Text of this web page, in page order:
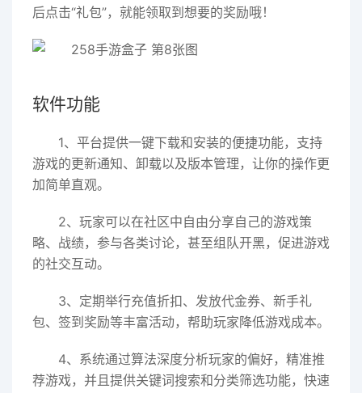
后点击“礼包”，就能领取到想要的奖励哦！
软件功能
1、平台提供一键下载和安装的便捷功能，支持
游戏的更新通知、卸载以及版本管理，让你的操作更
加简单直观。
2、玩家可以在社区中自由分享自己的游戏策
略、战绩，参与各类讨论，甚至组队开黑，促进游戏
的社交互动。
3、定期举行充值折扣、发放代金券、新手礼
包、签到奖励等丰富活动，帮助玩家降低游戏成本。
4、系统通过算法深度分析玩家的偏好，精准推
荐游戏，并且提供关键词搜索和分类筛选功能，快速